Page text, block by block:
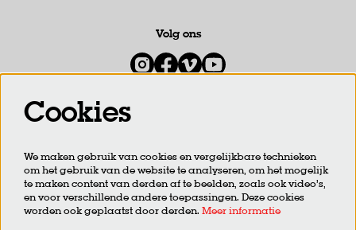
Volg ons
Meld je aan voor de nieuwsbrief
AANMELDEN
Cookies
We maken gebruik van cookies en vergelijkbare technieken
om het gebruik van de website te analyseren, om het mogelijk
te maken content van derden af te beelden, zoals ook video’s,
en voor verschillende andere toepassingen. Deze cookies
worden ook geplaatst door derden. Meer informatie